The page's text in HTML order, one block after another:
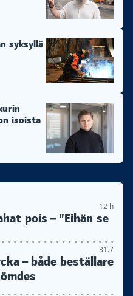
syksyllä
isoista
12 h
pois – ”Eihän se
31.7
– både beställare